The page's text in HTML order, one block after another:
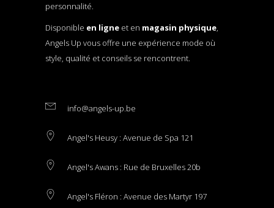
personnalité.
Disponible en ligne et en magasin physique,
Angels Up vous offre une expérience mode où
style, qualité et conseils se rencontrent.
info@angels-up.be
Angel's Heusy : Avenue de Spa 121
Angel's Awans : Rue de Bruxelles 20b
Angel's Fléron : Avenue des Martyr 197